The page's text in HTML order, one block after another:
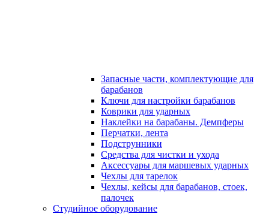
Запасные части, комплектующие для
барабанов
Ключи для настройки барабанов
Коврики для ударных
Наклейки на барабаны. Демпферы
Перчатки, лента
Подструнники
Средства для чистки и ухода
Аксессуары для маршевых ударных
Чехлы для тарелок
Чехлы, кейсы для барабанов, стоек,
палочек
Студийное оборудование